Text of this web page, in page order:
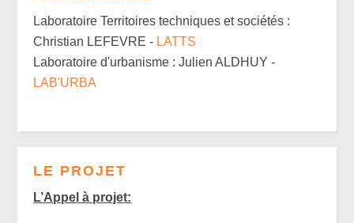
Laboratoire Territoires techniques et sociétés :
Christian LEFEVRE - LATTS
Laboratoire d'urbanisme : Julien ALDHUY -
LAB'URBA
LE PROJET
L’Appel à projet: